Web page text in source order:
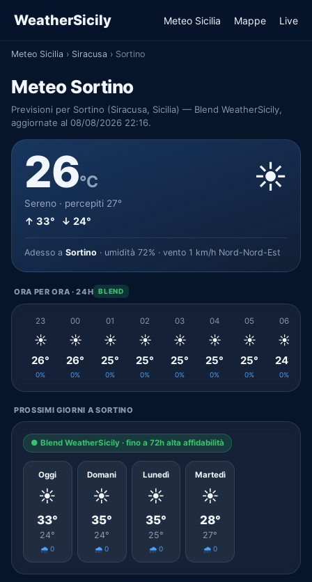
WeatherSicily Meteo Sicilia Mappe Live
Meteo Sicilia › Siracusa › Sortino
Meteo Sortino
Previsioni per Sortino (Siracusa, Sicilia) — Blend WeatherSicily,
aggiornate al 08/08/2026 22:16.
26°C
Sereno · percepiti 27°
↑ 33° ↓ 24°
☀️
Adesso a Sortino · umidità 72% · vento 1 km/h Nord-Nord-Est
ORA PER ORA · 24H BLEND
23
☀️
26°
0%
00
☀️
26°
0%
01
☀️
25°
0%
02
☀️
25°
0%
03
☀️
25°
0%
04
☀️
25°
0%
05
☀️
25°
0%
06
☀️
24°
0%
PROSSIMI GIORNI A SORTINO
● Blend WeatherSicily · fino a 72h alta affidabilità
Oggi
☀️
33°
24°
🌧️ 0
Domani
☀️
35°
24°
🌧️ 0
Lunedì
☀️
35°
25°
🌧️ 0
Martedì
☀️
28°
27°
🌧️ 0